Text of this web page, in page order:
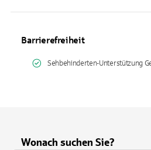
Barrierefreiheit
Sehbehinderten-Unterstützung
Wonach suchen Sie?